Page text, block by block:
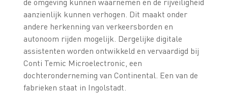
aanzienlijk kunnen verhogen. Dit maakt onder
andere herkenning van verkeersborden en
autonoom rijden mogelijk. Dergelijke digitale
assistenten worden ontwikkeld en vervaardigd bij
Conti Temic Microelectronic, een
dochteronderneming van Continental. Een van de
fabrieken staat in Ingolstadt.